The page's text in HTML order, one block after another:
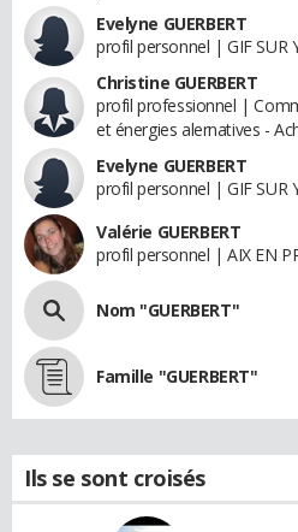
Evelyne GUERBERT
profil personnel | GIF SUR
Christine GUERBERT
profil professionnel |
et énergies alernatives -
Evelyne GUERBERT
profil personnel | GIF SUR
Valérie GUERBERT
profil personnel | AIX EN
Nom "GUERBERT"
Famille "GUERBERT"
Ils se sont croisés